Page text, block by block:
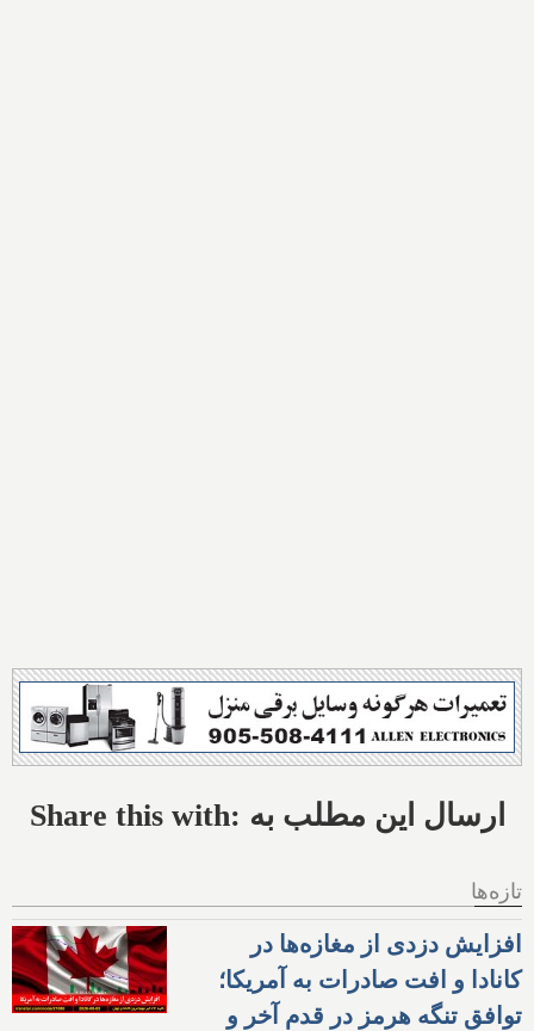
Share this with: ارسال این مطلب به
تازه‌ها
افزایش دزدی از مغازه‌ها در
کانادا و افت صادرات به آمریکا؛
توافق تنگه هرمز در قدم آخر و